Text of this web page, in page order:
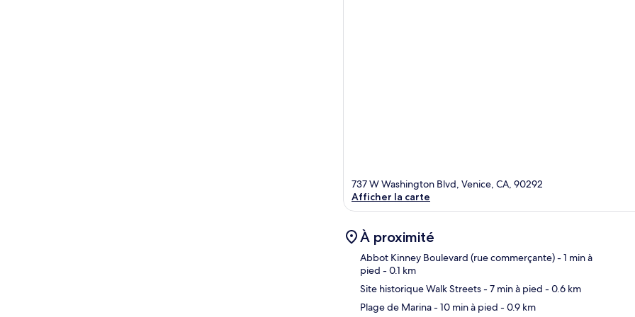
737 W Washington Blvd, Venice, CA, 90292
Afficher la carte
À proximité
Abbot Kinney Boulevard (rue commerçante)- 1 min à
pied - 0.1 km
Site historique Walk Streets- 7 min à pied - 0.6 km
Plage de Marina- 10 min à pied - 0.9 km